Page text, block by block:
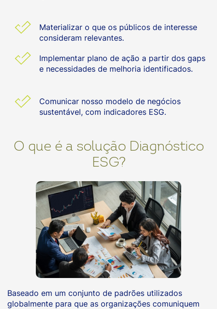
Materializar o que os públicos de interesse
consideram relevantes.
Implementar plano de ação a partir dos gaps
e necessidades de melhoria identificados.
Comunicar nosso modelo de negócios
sustentável, com indicadores ESG.
O que é a solução Diagnóstico
ESG?
Baseado em um conjunto de padrões utilizados
globalmente para que as organizações comuniquem